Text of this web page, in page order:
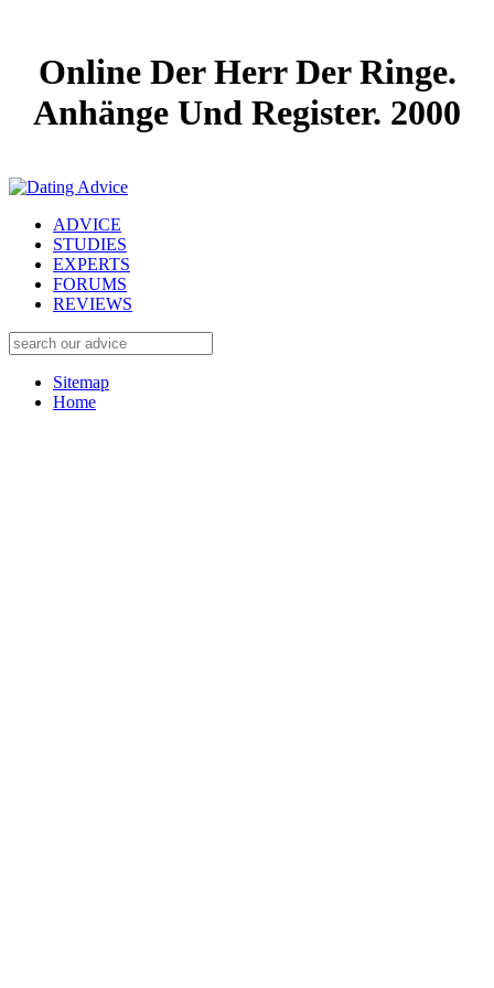
Online Der Herr Der Ringe.
Anhänge Und Register. 2000
ADVICE
STUDIES
EXPERTS
FORUMS
REVIEWS
Sitemap
Home